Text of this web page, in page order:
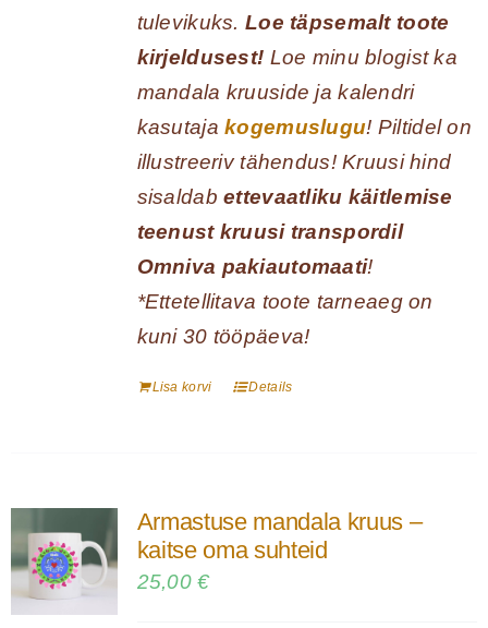
tulevikuks. Loe täpsemalt toote
kirjeldusest! Loe minu blogist ka
mandala kruuside ja kalendri
kasutajakogemuslugu! Piltidel on
illustreeriv tähendus! Kruusi hind
sisaldab ettevaatliku käitlemise
teenust kruusi transpordil
Omniva pakiautomaati!
*Ettetellitava toote tarneaeg on
kuni 30 tööpäeva!
Lisa korvi Details
Armastuse mandala kruus –
kaitse oma suhteid
25,00€